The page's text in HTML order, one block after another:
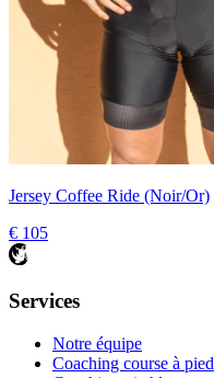
Jersey Coffee Ride (Noir/Or)
€ 105
Services
Notre équipe
Coaching course à pied